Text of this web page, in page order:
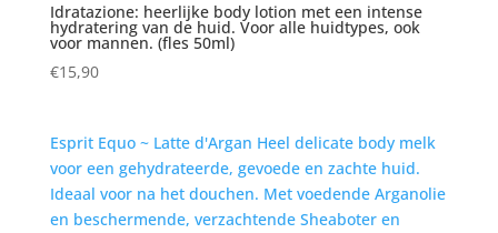
Idratazione: heerlijke body lotion met een intense
hydratering van de huid. Voor alle huidtypes, ook
voor mannen. (fles 50ml)
€15,90
Esprit Equo ~ Latte d'Argan Heel delicate body melk
voor een gehydrateerde, gevoede en zachte huid.
Ideaal voor na het douchen. Met voedende Arganolie
en beschermende, verzachtende Sheaboter en